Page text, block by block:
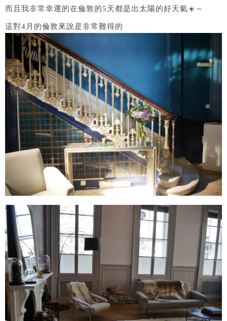
而且我非常幸運的在倫敦的5天都是出太陽的好天氣☀️～
這對4月的倫敦來說是非常難得的